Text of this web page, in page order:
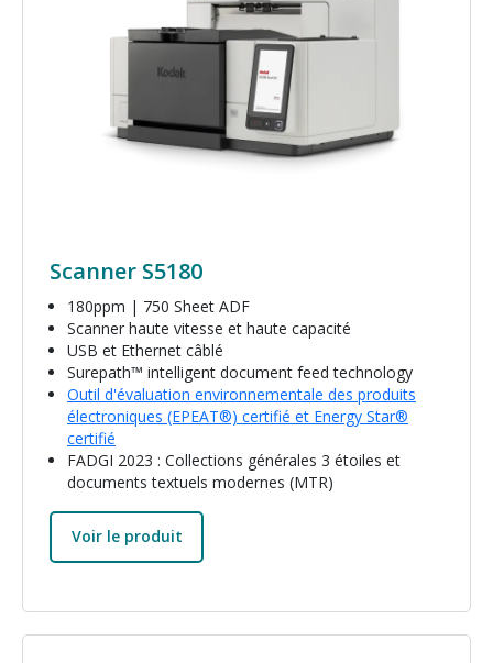
Scanner S5180
180ppm | 750 Sheet ADF
Scanner haute vitesse et haute capacité
USB et Ethernet câblé
Surepath™ intelligent document feed technology
Outil d'évaluation environnementale des produits
électroniques (EPEAT®) certifié et Energy Star®
certifié
FADGI 2023 : Collections générales 3 étoiles et
documents textuels modernes (MTR)
Voir le produit
Image